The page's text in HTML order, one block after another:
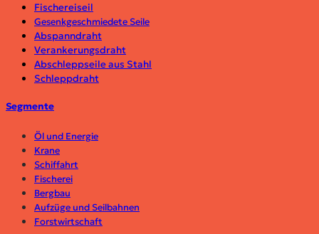
Fischereiseil
Gesenkgeschmiedete Seile
Abspanndraht
Verankerungsdraht
Abschleppseile aus Stahl
Schleppdraht
Segmente
Öl und Energie
Krane
Schiffahrt
Fischerei
Bergbau
Aufzüge und Seilbahnen
Forstwirtschaft